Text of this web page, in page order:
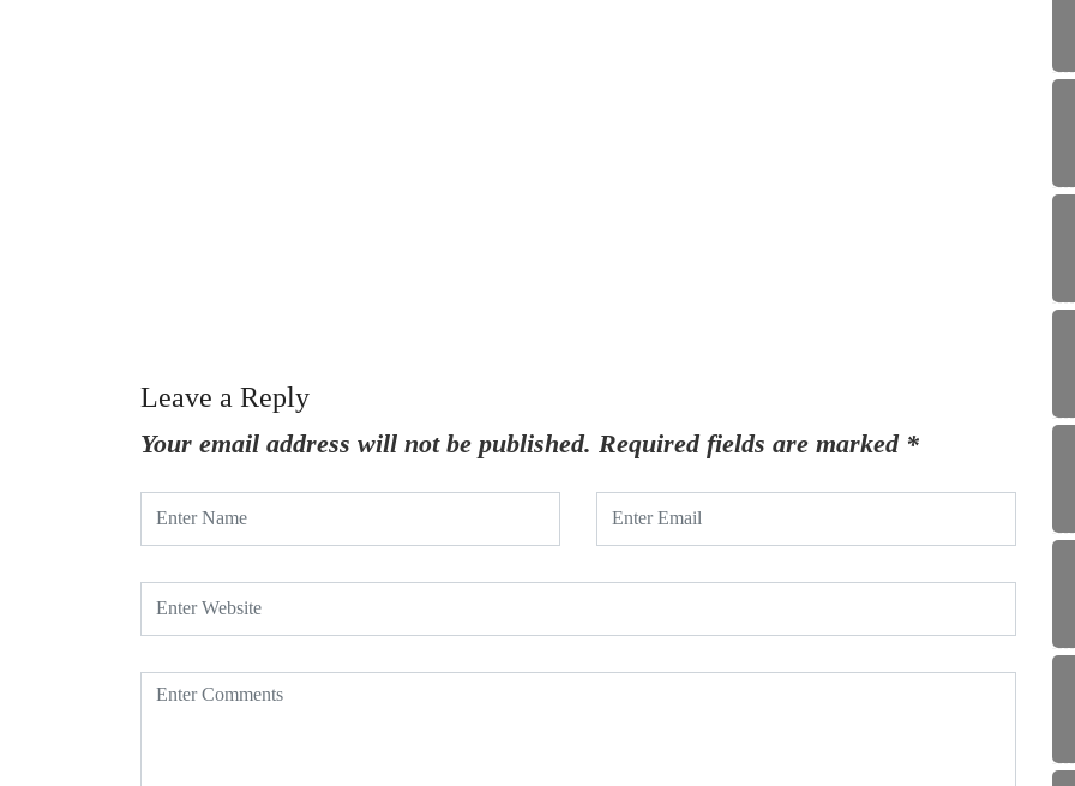
Leave a Reply
Your email address will not be published. Required fields are marked *